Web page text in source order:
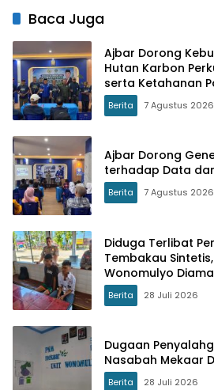
Baca Juga
Ajbar Dorong
Hutan Karbon
serta Ketahanan
Berita 7 Agustus 2026
Ajbar Dorong
terhadap Data
Berita 7 Agustus 2026
Diduga Terlibat
Tembakau
Wonomulyo
Berita 28 Juli 2026
Dugaan
Nasabah Mekaar
Berita 28 Juli 2026